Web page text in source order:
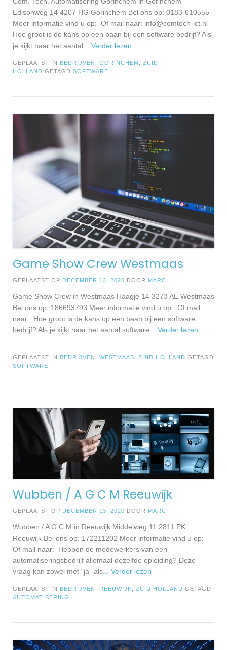
Edisonweg 14 4207 HG Gorinchem Bel ons op: 0183-610555
Meer informatie vind u op: Of mail naar: info@comtech-ict.nl
Hoe groot is de kans op een baan bij een software bedrijf? Als
je kijkt naar het aantal... Verder lezen
GEPLAATST IN BEDRIJVEN GORINCHEM
ZUID
HOLLAND GETAGD SOFTWARE
Game Show Crew Westmaas
GEPLAATST OP DECEMBER 13, 2020 DOOR MARC
Game Show Crew in Westmaas Haagje 14 3273 AE Westmaas
Bel ons op: 186693793 Meer informatie vind u op: Of mail
naar: Hoe groot is de kans op een baan bij een software
bedrijf? Als je kijkt naar het aantal software... Verder lezen
GEPLAATST IN BEDRIJVEN WESTMAAS ZUID HOLLAND GETAGD
SOFTWARE
Wubben / A G C M Reeuwijk
GEPLAATST OP DECEMBER 13, 2020 DOOR MARC
Wubben / A G C M in Reeuwijk Middelweg 11 2811 PK
Reeuwijk Bel ons op: 172211202 Meer informatie vind u op:
Of mail naar: Hebben de medewerkers van een
automatiseringsbedrijf allemaal dezelfde opleiding? Deze
vraag kan zowel met “ja” als ... Verder lezen
GEPLAATST IN BEDRIJVEN REEUWIJK ZUID HOLLAND GETAGD
AUTOMATISERING